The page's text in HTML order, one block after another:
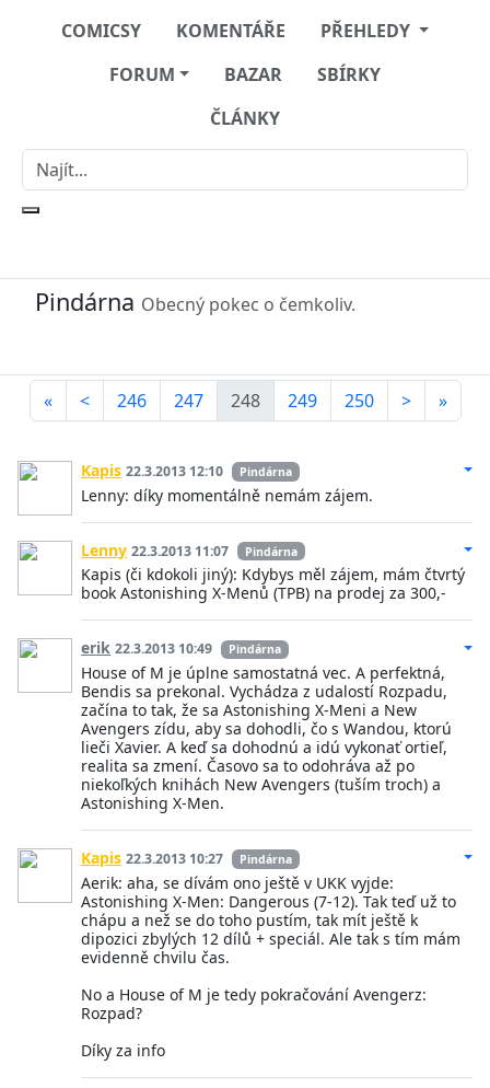
COMICSY KOMENTÁŘE
PŘEHLEDY
FORUM
BAZAR
SBÍRKY
ČLÁNKY
Pindárna Obecný pokec o čemkoliv.
« < 246 247 248 249 250 > »
Kapis 22.3.2013 12:10 Pindárna
Lenny: díky momentálně nemám zájem.
Lenny 22.3.2013 11:07 Pindárna
Kapis (či kdokoli jiný): Kdybys měl zájem, mám čtvrtý
book Astonishing X-Menů (TPB) na prodej za 300,-
erik 22.3.2013 10:49 Pindárna
House of M je úplne samostatná vec. A perfektná,
Bendis sa prekonal. Vychádza z udalostí Rozpadu,
začína to tak, že sa Astonishing X-Meni a New
Avengers zídu, aby sa dohodli, čo s Wandou, ktorú
lieči Xavier. A keď sa dohodnú a idú vykonať ortieľ,
realita sa zmení. Časovo sa to odohráva až po
niekoľkých knihách New Avengers (tuším troch) a
Astonishing X-Men.
Kapis 22.3.2013 10:27 Pindárna
Aerik: aha, se dívám ono ještě v UKK vyjde:
Astonishing X-Men: Dangerous (7-12). Tak teď už to
chápu a než se do toho pustím, tak mít ještě k
dipozici zbylých 12 dílů + speciál. Ale tak s tím mám
evidenně chvilu čas.
No a House of M je tedy pokračování Avengerz:
Rozpad?
Díky za info